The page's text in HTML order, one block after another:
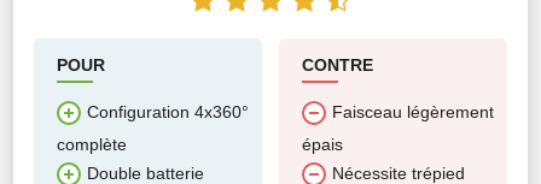
POUR
Configuration 4x360°
complète
Double batterie
CONTRE
Faisceau légèrement
épais
Nécessite trépied